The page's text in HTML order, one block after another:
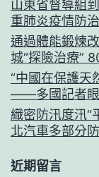
山東省督導組
重肺炎疫情防
通過體能鍛煉
城“探險治療”
“中國在保護天
——多國記者眼
織密防汛度汛
北汽車多部分
近期留言